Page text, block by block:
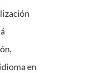
en